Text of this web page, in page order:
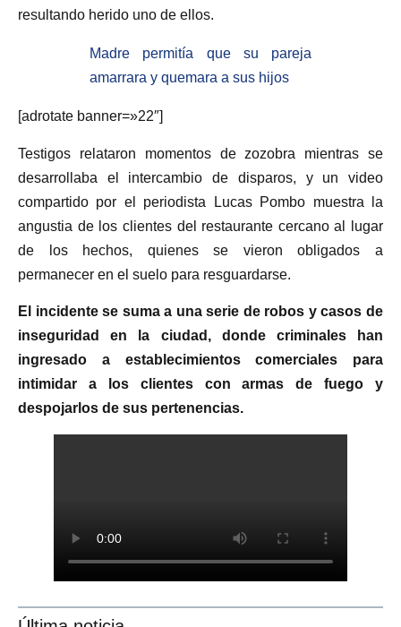
resultando herido uno de ellos.
Madre permitía que su pareja
amarrara y quemara a sus hijos
[adrotate banner=»22″]
Testigos relataron momentos de zozobra mientras se
desarrollaba el intercambio de disparos, y un video
compartido por el periodista Lucas Pombo muestra la
angustia de los clientes del restaurante cercano al lugar
de los hechos, quienes se vieron obligados a
permanecer en el suelo para resguardarse.
El incidente se suma a una serie de robos y casos de
inseguridad en la ciudad, donde criminales han
ingresado a establecimientos comerciales para
intimidar a los clientes con armas de fuego y
despojarlos de sus pertenencias.